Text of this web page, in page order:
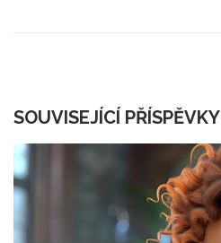
SOUVISEJÍCÍ PŘÍSPĚVKY